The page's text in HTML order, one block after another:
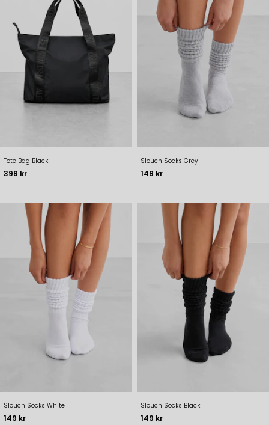
Tote Bag Black
Pris
399 kr
Slouch Socks Grey
Pris
149 kr
Slouch Socks White
Pris
149 kr
Slouch Socks Black
Pris
149 kr